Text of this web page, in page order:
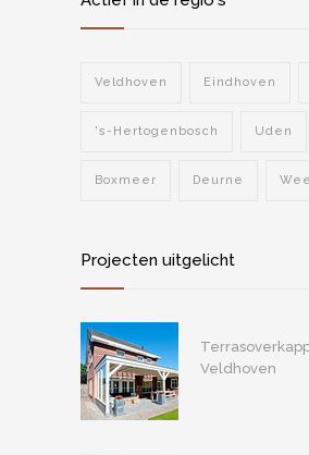
Veldhoven Eindhoven
's-Hertogenbosch Uden
Boxmeer Deurne
Projecten uitgelicht
Veldhoven